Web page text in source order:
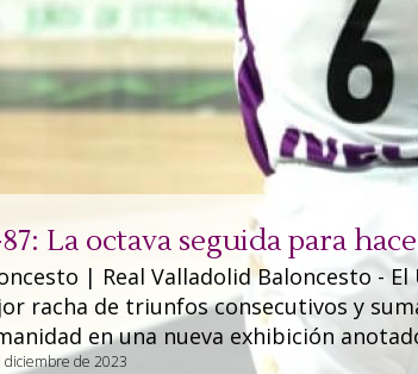
87: La octava seguida para
| Real Valladolid Baloncesto -
racha de triunfos consecutivos y
en una nueva exhibición
diciembre de 2023